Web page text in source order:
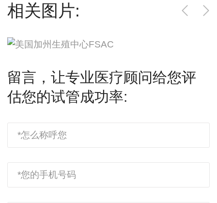
相关图片:
留言，让专业医疗顾问给您评
估您的试管成功率: